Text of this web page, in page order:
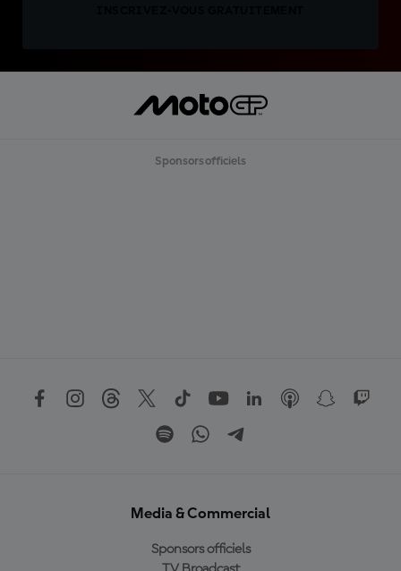
Sponsors officiels
Media & Commercial
Sponsors officiels